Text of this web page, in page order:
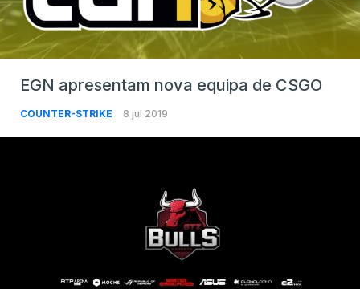
EGN apresentam nova equipa de CSGO
COUNTER-STRIKE 8 jul 2019